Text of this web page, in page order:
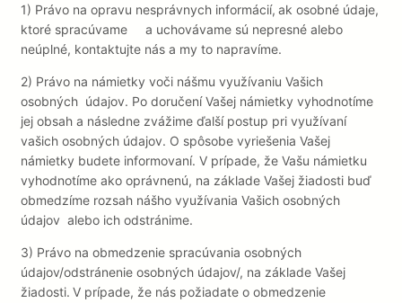
1) Právo na opravu nesprávnych informácií, ak osobné údaje,
ktoré spracúvame
a uchovávame sú nepresné alebo
neúplné, kontaktujte nás a my to napravíme.
2) Právo na námietky voči nášmu využívaniu Vašich
osobných údajov. Po doručení Vašej námietky vyhodnotíme
jej obsah a následne zvážime ďalší postup pri využívaní
vašich osobných údajov. O spôsobe vyriešenia Vašej
námietky budete informovaní. V prípade, že Vašu námietku
vyhodnotíme ako oprávnenú, na základe Vašej žiadosti buď
obmedzíme rozsah nášho využívania Vašich osobných
údajov alebo ich odstránime.
3) Právo na obmedzenie spracúvania osobných
údajov/odstránenie osobných údajov/, na základe Vašej
žiadosti. V prípade, že nás požiadate o obmedzenie